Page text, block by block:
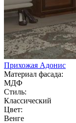
Прихожая Адонис
Материал фасада:
МДФ
Стиль:
Классический
Цвет:
Венге